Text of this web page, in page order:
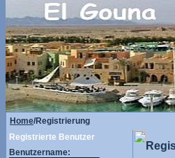
Home/Registrierung
Registrierte Benutzer
Benutzername: